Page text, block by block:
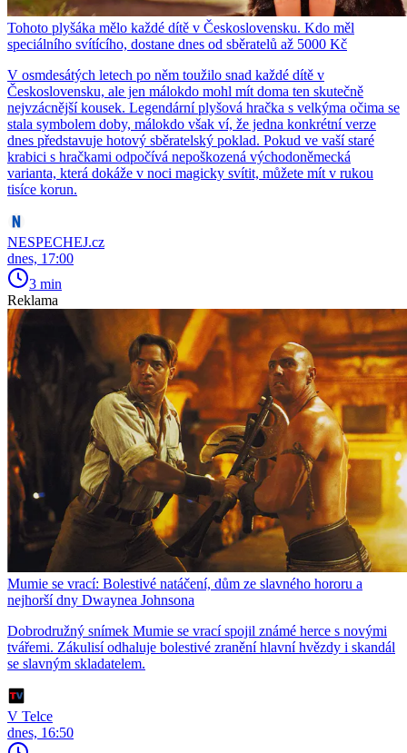
Tohoto plyšáka mělo každé dítě v Československu. Kdo měl
speciálního svítícího, dostane dnes od sběratelů až 5000 Kč
V osmdesátých letech po něm toužilo snad každé dítě v
Československu, ale jen málokdo mohl mít doma ten skutečně
nejvzácnější kousek. Legendární plyšová hračka s velkýma očima se
stala symbolem doby, málokdo však ví, že jedna konkrétní verze
dnes představuje hotový sběratelský poklad. Pokud ve vaší staré
krabici s hračkami odpočívá nepoškozená východoněmecká
varianta, která dokáže v noci magicky svítit, můžete mít v rukou
tisíce korun.
NESPECHEJ.cz
dnes, 17:00
3 min
Reklama
Mumie se vrací: Bolestivé natáčení, dům ze slavného hororu a
nejhorší dny Dwaynea Johnsona
Dobrodružný snímek Mumie se vrací spojil známé herce s novými
tvářemi. Zákulisí odhaluje bolestivé zranění hlavní hvězdy i skandál
se slavným skladatelem.
V Telce
dnes, 16:50